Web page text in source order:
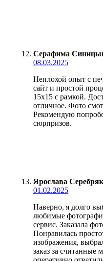
Серафима
08.03.2025
Неплохой опыт с
сайт и простой
15х15 с рамкой.
отличное. Фото
Рекомендую
сюрпризов.
Ярослава
01.02.2025
Наверно, я долго
любимые
сервис. Заказала
Понравилась
изображения,
заказ за считанные